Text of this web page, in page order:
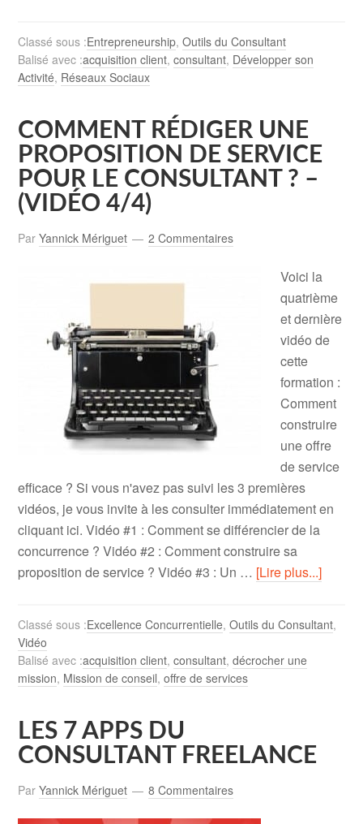
Classé sous :Entrepreneurship,Outils du Consultant
Balisé avec :acquisition client,consultant, Développer son
Activité, Réseaux Sociaux
COMMENT RÉDIGER UNE
PROPOSITION DE SERVICE
POUR LE CONSULTANT ? –
(VIDÉO 4/4)
ParYannick Mériguet 2 Commentaires
Voici la
quatrième
et dernière
vidéo de
cette
formation :
Comment
construire
une offre
de service
efficace ? Si vous n'avez pas suivi les 3 premières
vidéos, je vous invite à les consulter immédiatement en
cliquant ici. Vidéo #1 : Comment se différencier de la
concurrence ? Vidéo #2 : Comment construire sa
proposition de service ? Vidéo #3 : Un … [Lire plus...]
Classé sous :Excellence Concurrentielle,Outils du Consultant,
Vidéo
Balisé avec :acquisition client,consultant,décrocher une
mission, Mission de conseil,offre de services
LES 7 APPS DU
CONSULTANT FREELANCE
ParYannick Mériguet 8 Commentaires